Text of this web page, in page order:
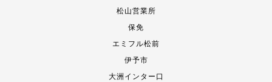
松山営業所
保免
エミフル松前
伊予市
大洲インター口